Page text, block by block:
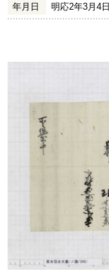
年月日 明応2年3月4日